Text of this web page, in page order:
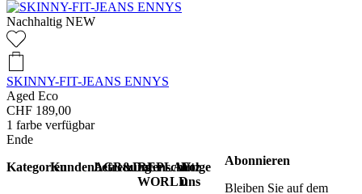
Nachhaltig NEW
SKINNY-FIT-JEANS ENNYS
Aged Eco
CHF 189,00
1 farbe verfügbar
Ende
KategorienKundenbetreuung
AGB&Datenschutz
REPLAY
WORLD
Folge
uns
Abonnieren
Bleiben Sie auf dem